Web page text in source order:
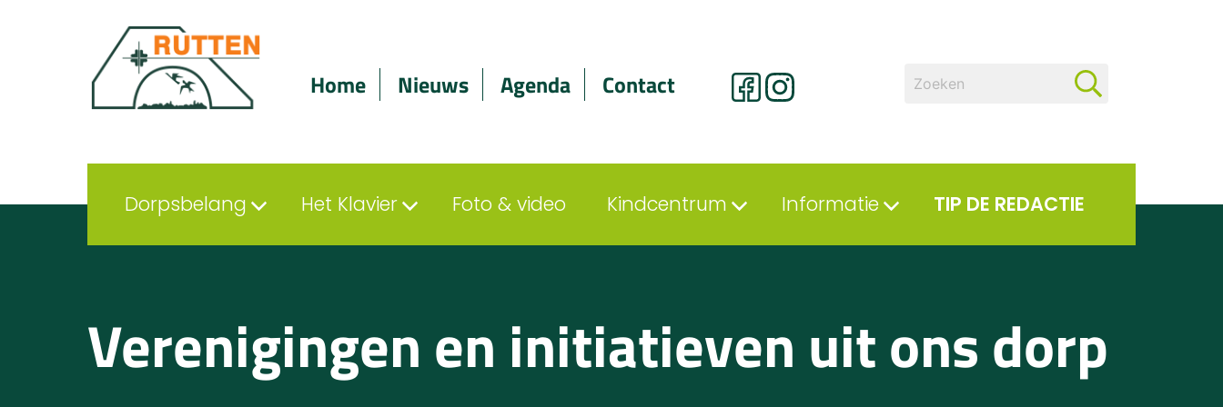
Home Nieuws Agenda Contact
Dorpsbelang Het Klavier Foto & video Kindcentrum Informatie TIP DE REDACTIE
Verenigingen en initiatieven uit ons dorp